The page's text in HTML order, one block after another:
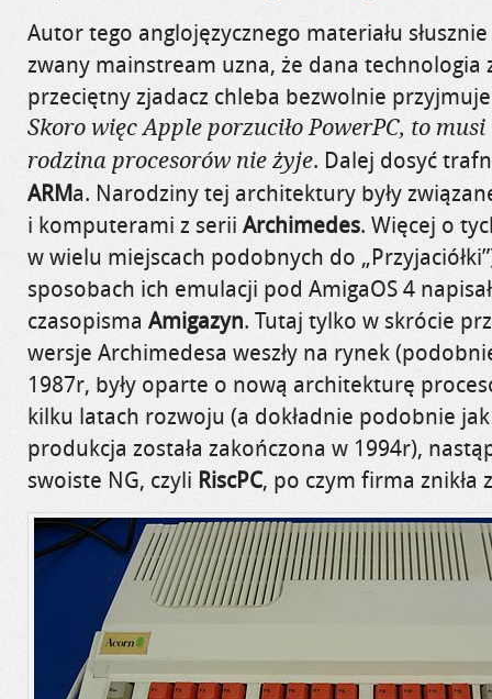
Autor tego anglojęzycznego materiału
zwany mainstream uzna, że dana technologia
przeciętny zjadacz chleba bezwolnie
Skoro więc Apple porzuciło PowerPC, to
rodzina procesorów nie żyje. Dalej dosyć
ARMa. Narodziny tej architektury były
i komputerami z serii Archimedes. Więcej o
w wielu miejscach podobnych do
sposobach ich emulacji pod AmigaOS 4
czasopisma Amigazyn. Tutaj tylko w skrócie
wersje Archimedesa weszły na rynek
1987r, były oparte o nową architekturę
kilku latach rozwoju (a dokładnie podobnie
produkcja została zakończona w 1994r),
swoiste NG, czyli RiscPC, po czym firma znikła